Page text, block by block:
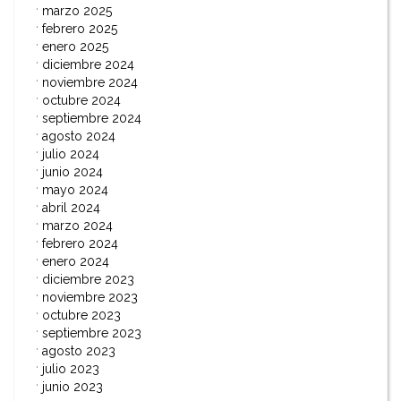
marzo 2025
febrero 2025
enero 2025
diciembre 2024
noviembre 2024
octubre 2024
septiembre 2024
agosto 2024
julio 2024
junio 2024
mayo 2024
abril 2024
marzo 2024
febrero 2024
enero 2024
diciembre 2023
noviembre 2023
octubre 2023
septiembre 2023
agosto 2023
julio 2023
junio 2023